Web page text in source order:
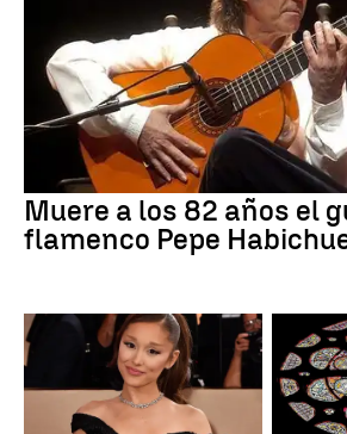
Muere a los 82 años el
flamenco Pepe